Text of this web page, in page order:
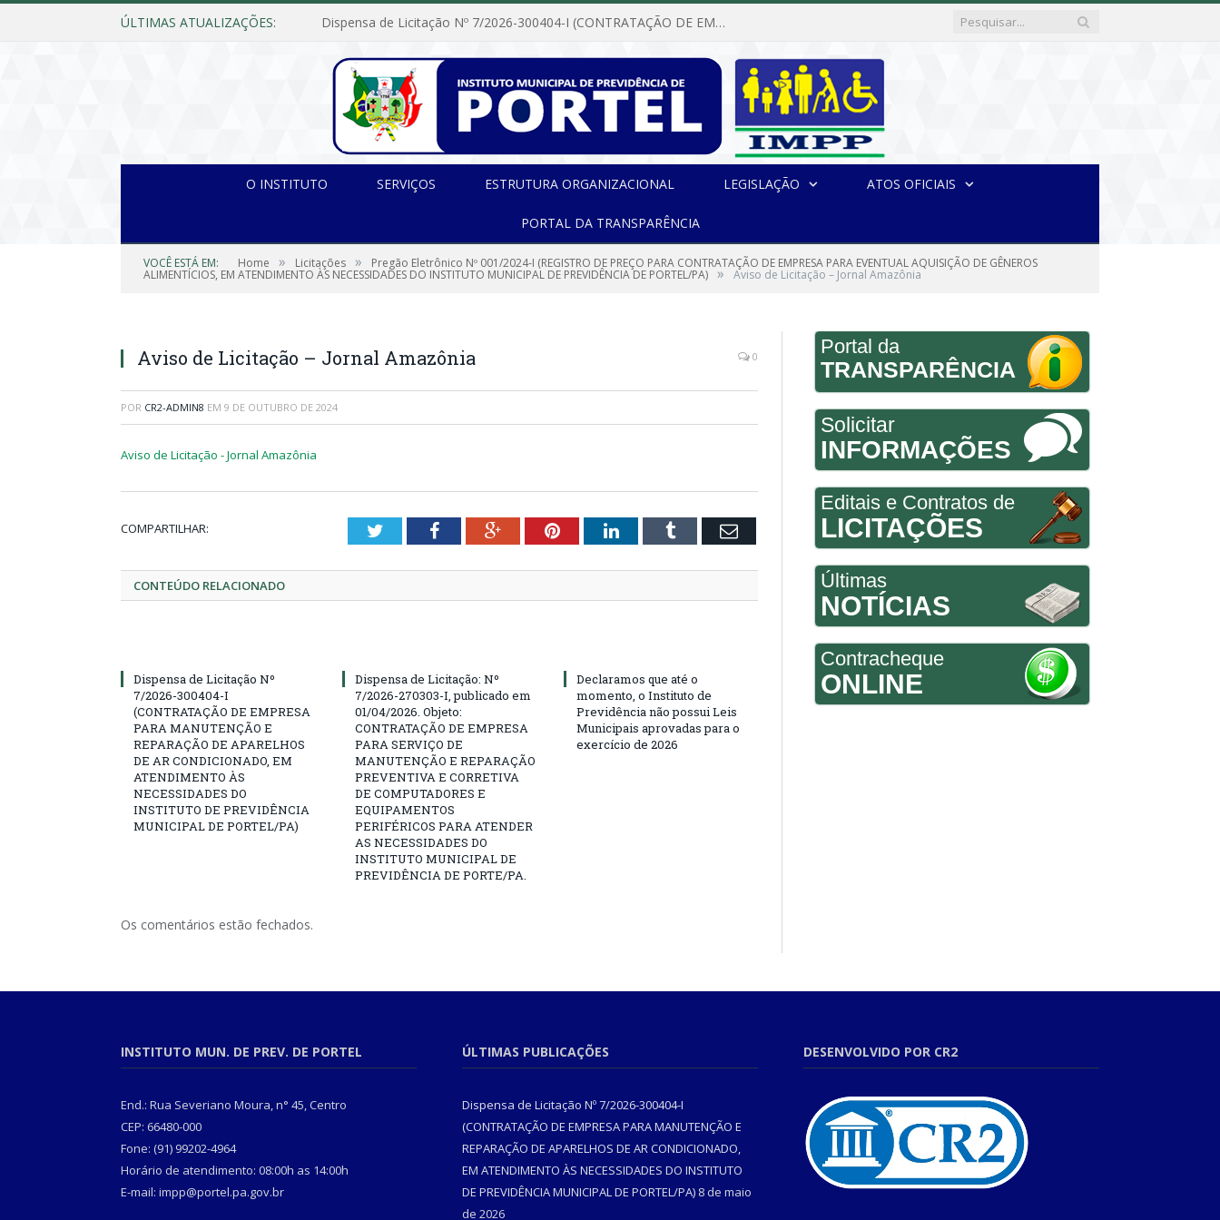
ÚLTIMAS ATUALIZAÇÕES: Dispensa de Licitação Nº 7/2026-300404-I (CONTRATAÇÃO DE EMPRESA PARA MANUTENÇÃO E REPARAÇÃO DE APARELHOS DE AR CONDICIONADO, EM ATENDIMENTO ÀS NECESSIDADES DO INSTITUTO DE PREVIDÊNCIA MUNICIPAL DE PORTEL/PA)
O INSTITUTO SERVIÇOS ESTRUTURA ORGANIZACIONAL LEGISLAÇÃO ATOS OFICIAIS
PORTAL DA TRANSPARÊNCIA
VOCÊ ESTÁ EM: Home » Licitações » Pregão Eletrônico Nº 001/2024-I (REGISTRO DE PREÇO PARA CONTRATAÇÃO DE EMPRESA PARA EVENTUAL AQUISIÇÃO DE GÊNEROS
ALIMENTÍCIOS, EM ATENDIMENTO ÀS NECESSIDADES DO INSTITUTO MUNICIPAL DE PREVIDÊNCIA DE PORTEL/PA) » Aviso de Licitação – Jornal Amazônia
Aviso de Licitação – Jornal Amazônia 0
POR CR2-ADMIN8 EM 9 DE OUTUBRO DE 2024
Aviso de Licitação - Jornal Amazônia
COMPARTILHAR: TwitterFacebookGoogle+PinterestLinkedInTumblr Email
CONTEÚDO RELACIONADO
Dispensa de Licitação Nº
7/2026-300404-I
(CONTRATAÇÃO DE EMPRESA
PARA MANUTENÇÃO E
REPARAÇÃO DE APARELHOS
DE AR CONDICIONADO, EM
ATENDIMENTO ÀS
NECESSIDADES DO
INSTITUTO DE PREVIDÊNCIA
MUNICIPAL DE PORTEL/PA)
Dispensa de Licitação: Nº
7/2026-270303-I, publicado em
01/04/2026. Objeto:
CONTRATAÇÃO DE EMPRESA
PARA SERVIÇO DE
MANUTENÇÃO E REPARAÇÃO
PREVENTIVA E CORRETIVA
DE COMPUTADORES E
EQUIPAMENTOS
PERIFÉRICOS PARA ATENDER
AS NECESSIDADES DO
INSTITUTO MUNICIPAL DE
PREVIDÊNCIA DE PORTE/PA.
Declaramos que até o
momento, o Instituto de
Previdência não possui Leis
Municipais aprovadas para o
exercício de 2026
Os comentários estão fechados.
Portal da
TRANSPARÊNCIA
Solicitar
INFORMAÇÕES
Editais e Contratos de
LICITAÇÕES
Últimas
NOTÍCIAS
Contracheque
ONLINE
INSTITUTO MUN. DE PREV. DE PORTEL
End.: Rua Severiano Moura, n° 45, Centro
CEP: 66480-000
Fone: (91) 99202-4964
Horário de atendimento: 08:00h as 14:00h
E-mail: impp@portel.pa.gov.br
ÚLTIMAS PUBLICAÇÕES
Dispensa de Licitação Nº 7/2026-300404-I
(CONTRATAÇÃO DE EMPRESA PARA MANUTENÇÃO E
REPARAÇÃO DE APARELHOS DE AR CONDICIONADO,
EM ATENDIMENTO ÀS NECESSIDADES DO INSTITUTO
DE PREVIDÊNCIA MUNICIPAL DE PORTEL/PA) 8 de maio
de 2026
DESENVOLVIDO POR CR2